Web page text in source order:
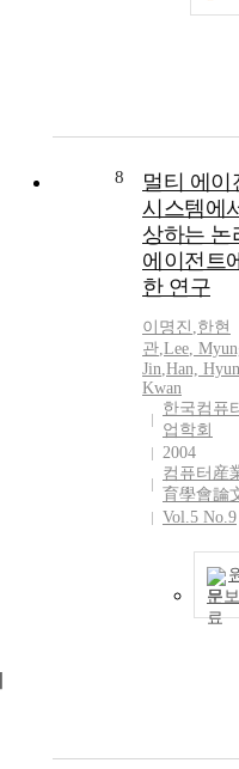
8
멀티 에이
시스템에
상하는 논
에이전트
한 연구
이명진 ,한현
관,Lee,
Jin,Han,
Kwan
한국컴퓨
업학회
2004
컴퓨터産
育學會論
Vol.5 No.9
문